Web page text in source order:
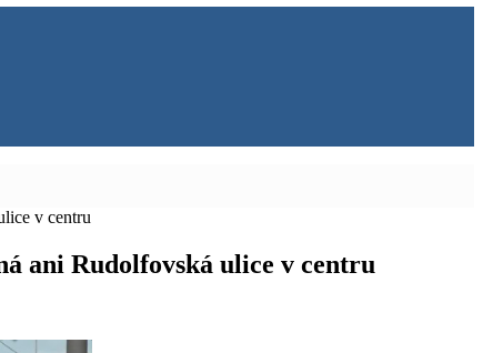
v centru
ani Rudolfovská ulice v centru